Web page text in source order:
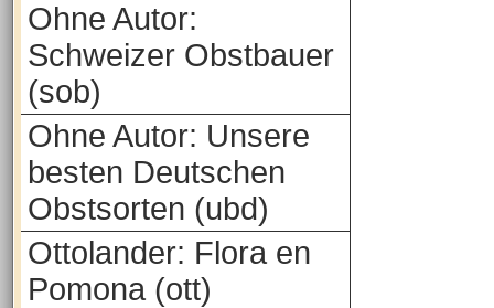
Ohne Autor:
Schweizer Obstbauer
(sob)
Ohne Autor: Unsere
besten Deutschen
Obstsorten (ubd)
Ottolander: Flora en
Pomona (ott)